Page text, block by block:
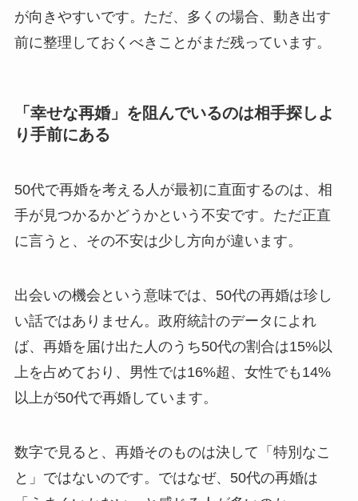
が向きやすいです。ただ、多くの場合、動き出す
前に整理しておくべきことがまだ残っています。
「幸せな再婚」を阻んでいるのは相手探しよ
り手前にある
50代で再婚を考える人が最初に直面するのは、相
手が見つかるかどうかという不安です。ただ正直
に言うと、その不安は少し方向が違います。
出会いの機会という意味では、50代の再婚は珍し
い話ではありません。政府統計のデータによれ
ば、再婚を届け出た人のうち50代の割合は15%以
上を占めており、男性では16%超、女性でも14%
以上が50代で再婚しています。
数字で見ると、再婚そのものは決して「特別なこ
と」ではないのです。ではなぜ、50代の再婚は